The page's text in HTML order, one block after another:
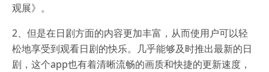
观展》。
2、但是在日剧方面的内容更加丰富，从而使用户可以轻
松地享受到观看日剧的快乐。几乎能够及时推出最新的日
剧，这个app也有着清晰流畅的画质和快捷的更新速度，